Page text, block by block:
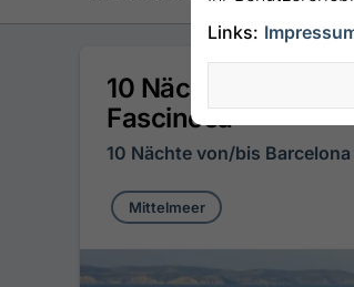
10 Nächte -
Fascinosa
10 Nächte von/bis Barcelona
Mittelmeer
Links: